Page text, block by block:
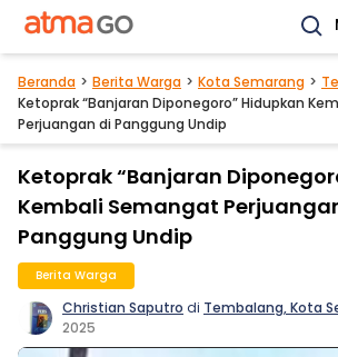
Beranda Berita Warga Kota Semarang
Ketoprak “Banjaran Diponegoro” Hidupkan
Perjuangan di Panggung Undip
Ketoprak “Banjaran
Kembali Semangat
Panggung Undip
Berita Warga
Christian Saputro di Tembalang, Kota
2025